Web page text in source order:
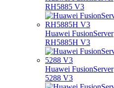
RH5885 V3
Huawei FusionServer
RH5885H V3
Huawei FusionServer
5288 V3